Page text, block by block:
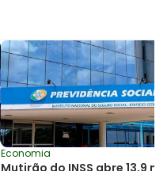
Economia
Mutirão do INSS abre 13,9 mil